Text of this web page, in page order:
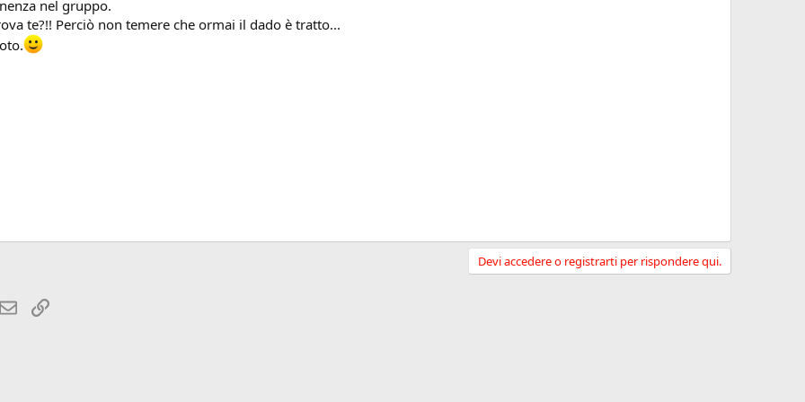
nel gruppo.
te?!! Perciò non temere che ormai il dado è tratto...
Devi accedere o registrarti per rispondere qui.
EmailLink